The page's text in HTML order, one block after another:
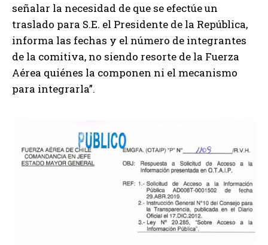
señalar la necesidad de que se efectúe un
traslado para S.E. el Presidente de la República,
informa las fechas y el número de integrantes
de la comitiva, no siendo resorte de la Fuerza
Aérea quiénes la componen ni el mecanismo
para integrarla”.